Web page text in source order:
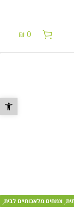
₪ 0
, צמחים מלאכותיים לבית,
פתח